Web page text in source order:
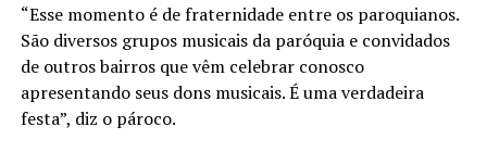
“Esse momento é de fraternidade entre os paroquianos.
São diversos grupos musicais da paróquia e convidados
de outros bairros que vêm celebrar conosco
apresentando seus dons musicais. É uma verdadeira
festa”, diz o pároco.